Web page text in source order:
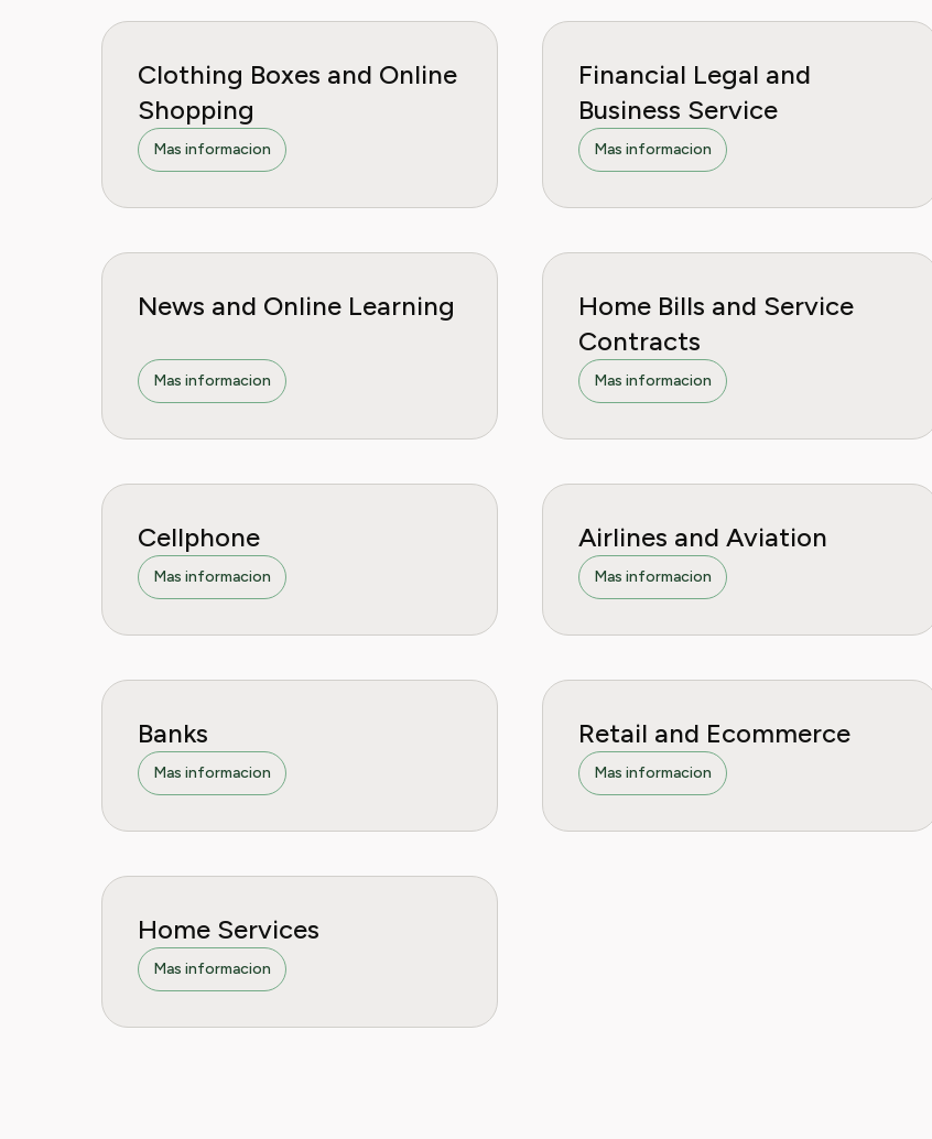
Clothing Boxes and Online
Shopping
Mas informacion
Financial Legal and
Business Service
Mas informacion
News and Online Learning
Mas informacion
Home Bills and Service
Contracts
Mas informacion
Cellphone
Mas informacion
Airlines and Aviation
Mas informacion
Banks
Mas informacion
Retail and Ecommerce
Mas informacion
Home Services
Mas informacion